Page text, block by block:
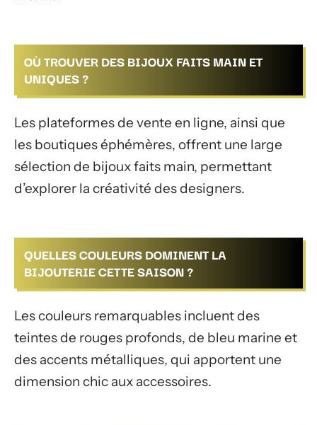
OÙ TROUVER DES BIJOUX FAITS MAIN ET
UNIQUES ?
Les plateformes de vente en ligne, ainsi que
les boutiques éphémères, offrent une large
sélection de bijoux faits main, permettant
d’explorer la créativité des designers.
QUELLES COULEURS DOMINENT LA
BIJOUTERIE CETTE SAISON ?
Les couleurs remarquables incluent des
teintes de rouges profonds, de bleu marine et
des accents métalliques, qui apportent une
dimension chic aux accessoires.